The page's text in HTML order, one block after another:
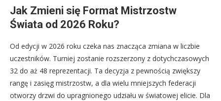
Jak Zmieni się Format Mistrzostw
Świata od 2026 Roku?
Od edycji w 2026 roku czeka nas znacząca zmiana w liczbie
uczestników. Turniej zostanie rozszerzony z dotychczasowych
32 do aż 48 reprezentacji. Ta decyzja z pewnością zwiększy
rangę i zasięg mistrzostw, a dla wielu mniejszych federacji
otworzy drzwi do upragnionego udziału w światowej elicie. Dla